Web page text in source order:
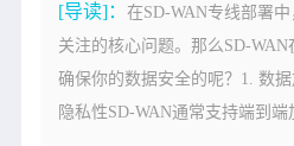
[导读]：在SD-WAN专线部署
关注的核心问题。那么SD-
确保你的数据安全的呢？1. 数
隐私性SD-WAN通常支持端到